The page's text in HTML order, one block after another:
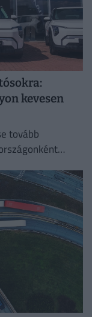
kevesen
tovább